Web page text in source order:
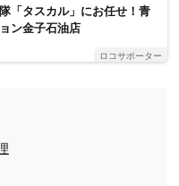
「タスカル」にお任せ！青
ン金子石油店
ロコサポーター